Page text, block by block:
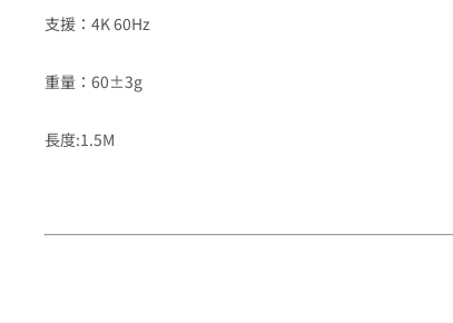
支援：4K 60Hz
重量：60±3g
長度:1.5M